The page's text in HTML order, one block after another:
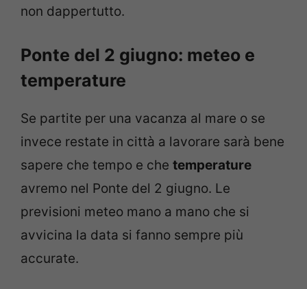
non dappertutto.
Ponte del 2 giugno: meteo e
temperature
Se partite per una vacanza al mare o se
invece restate in città a lavorare sarà bene
sapere che tempo e che temperature
avremo nel Ponte del 2 giugno. Le
previsioni meteo mano a mano che si
avvicina la data si fanno sempre più
accurate.